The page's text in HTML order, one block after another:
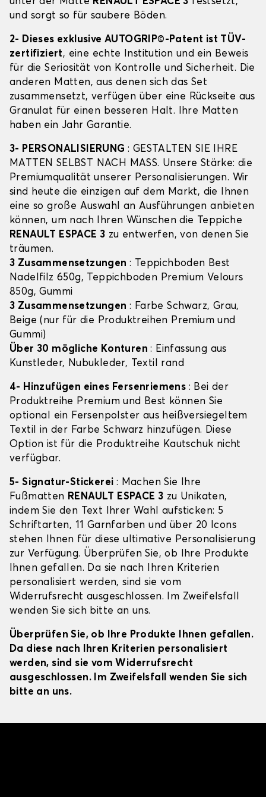
und sorgt so für saubere Böden.
2- Dieses exklusive AUTOGRIP©-Patent ist TÜV-
zertifiziert, eine echte Institution und ein Beweis
für die Seriosität von Kontrolle und Sicherheit. Die
anderen Matten, aus denen sich das Set
zusammensetzt, verfügen über eine Rückseite aus
Granulat für einen besseren Halt. Ihre Matten
haben ein Jahr Garantie.
3- PERSONALISIERUNG : GESTALTEN SIE IHRE
MATTEN SELBST NACH MASS. Unsere Stärke: die
Premiumqualität unserer Personalisierungen. Wir
sind heute die einzigen auf dem Markt, die Ihnen
eine so große Auswahl an Ausführungen anbieten
können, um nach Ihren Wünschen die Teppiche
RENAULT ESPACE 3 zu entwerfen, von denen Sie
träumen.
3 Zusammensetzungen : Teppichboden Best
Nadelfilz 650g, Teppichboden Premium Velours
850g, Gummi
3 Zusammensetzungen : Farbe Schwarz, Grau,
Beige (nur für die Produktreihen Premium und
Gummi)
Über 30 mögliche Konturen: Einfassung aus
Kunstleder, Nubukleder, Textil rand
4- Hinzufügen eines Fersenriemens : Bei der
Produktreihe Premium und Best können Sie
optional ein Fersenpolster aus heißversiegeltem
Textil in der Farbe Schwarz hinzufügen. Diese
Option ist für die Produktreihe Kautschuk nicht
verfügbar.
5- Signatur-Stickerei : Machen Sie Ihre
Fußmatten RENAULT ESPACE 3 zu Unikaten,
indem Sie den Text Ihrer Wahl aufsticken: 5
Schriftarten, 11 Garnfarben und über 20 Icons
stehen Ihnen für diese ultimative Personalisierung
zur Verfügung. Überprüfen Sie, ob Ihre Produkte
Ihnen gefallen. Da sie nach Ihren Kriterien
personalisiert werden, sind sie vom
Widerrufsrecht ausgeschlossen. Im Zweifelsfall
wenden Sie sich bitte an uns.
Überprüfen Sie, ob Ihre Produkte Ihnen gefallen.
Da diese nach Ihren Kriterien personalisiert
werden, sind sie vom Widerrufsrecht
ausgeschlossen. Im Zweifelsfall wenden Sie sich
bitte an uns.